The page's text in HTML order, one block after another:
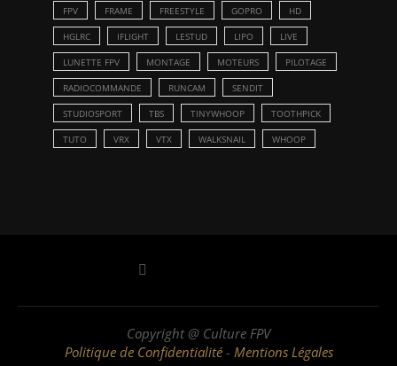
FPV FRAME FREESTYLE GOPRO HD
HGLRC IFLIGHT LESTUD LIPO LIVE
LUNETTE FPV MONTAGE MOTEURS PILOTAGE
RADIOCOMMANDE RUNCAM SENDIT
STUDIOSPORT TBS TINYWHOOP TOOTHPICK
TUTO VRX VTX WALKSNAIL WHOOP
Copyright @ Culture FPV
Politique de Confidentialité- Mentions Légales